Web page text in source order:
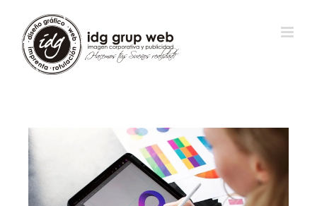
View
Larger
Image